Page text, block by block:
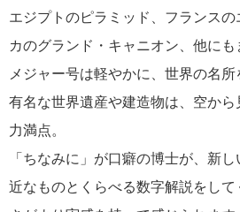
エジプトのピラミッド、フランスの
カのグランド・キャニオン、他に
メジャー号は軽やかに、世界の名所
有名な世界遺産や建造物は、空か
力満点。
「ちなみに」が口癖の博士が、新
近なものとくらべる数字解説をして